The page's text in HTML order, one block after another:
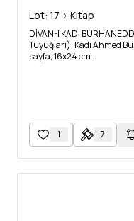
Lot: 17 > Kitap
DİVAN-I KADI
Tuyuğları), Kadı Ahmed
sayfa, 16x24 cm...
1 7